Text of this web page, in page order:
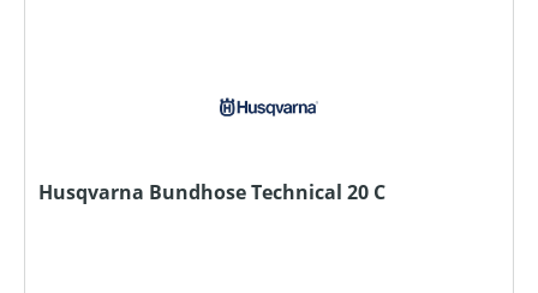
Husqvarna Bundhose Technical 20 C